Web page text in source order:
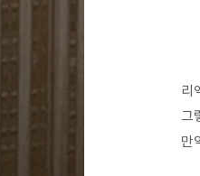
리
그
만